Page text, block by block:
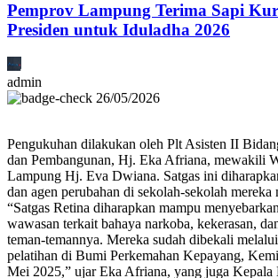
Pemprov Lampung Terima Sapi
Presiden untuk Iduladha 2026
admin
26/05/2026
Pengukuhan dilakukan oleh Plt Asisten II
dan Pembangunan, Hj. Eka Afriana, mewakili
Lampung Hj. Eva Dwiana. Satgas ini
dan agen perubahan di sekolah-sekolah mereka
“Satgas Retina diharapkan mampu
wawasan terkait bahaya narkoba, kekerasan,
teman-temannya. Mereka sudah dibekali
pelatihan di Bumi Perkemahan Kepayang,
Mei 2025,” ujar Eka Afriana, yang juga Kepala